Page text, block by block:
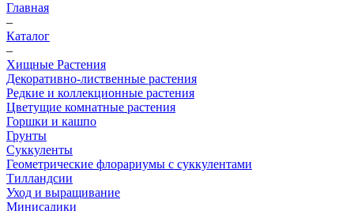
Главная
–
Каталог
–
Хищные Растения
Декоративно-лиственные растения
Редкие и коллекционные растения
Цветущие комнатные растения
Горшки и кашпо
Грунты
Суккуленты
Геометрические флорариумы с суккулентами
Тилландсии
Уход и выращивание
Минисадики